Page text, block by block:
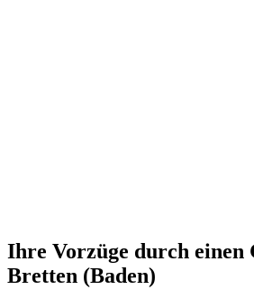
Ihre Vorzüge durch
Bretten (Baden)